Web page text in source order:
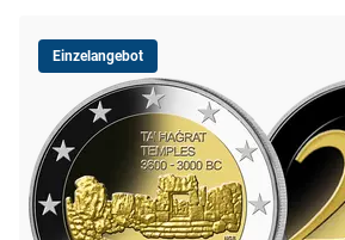
Einzelangebot